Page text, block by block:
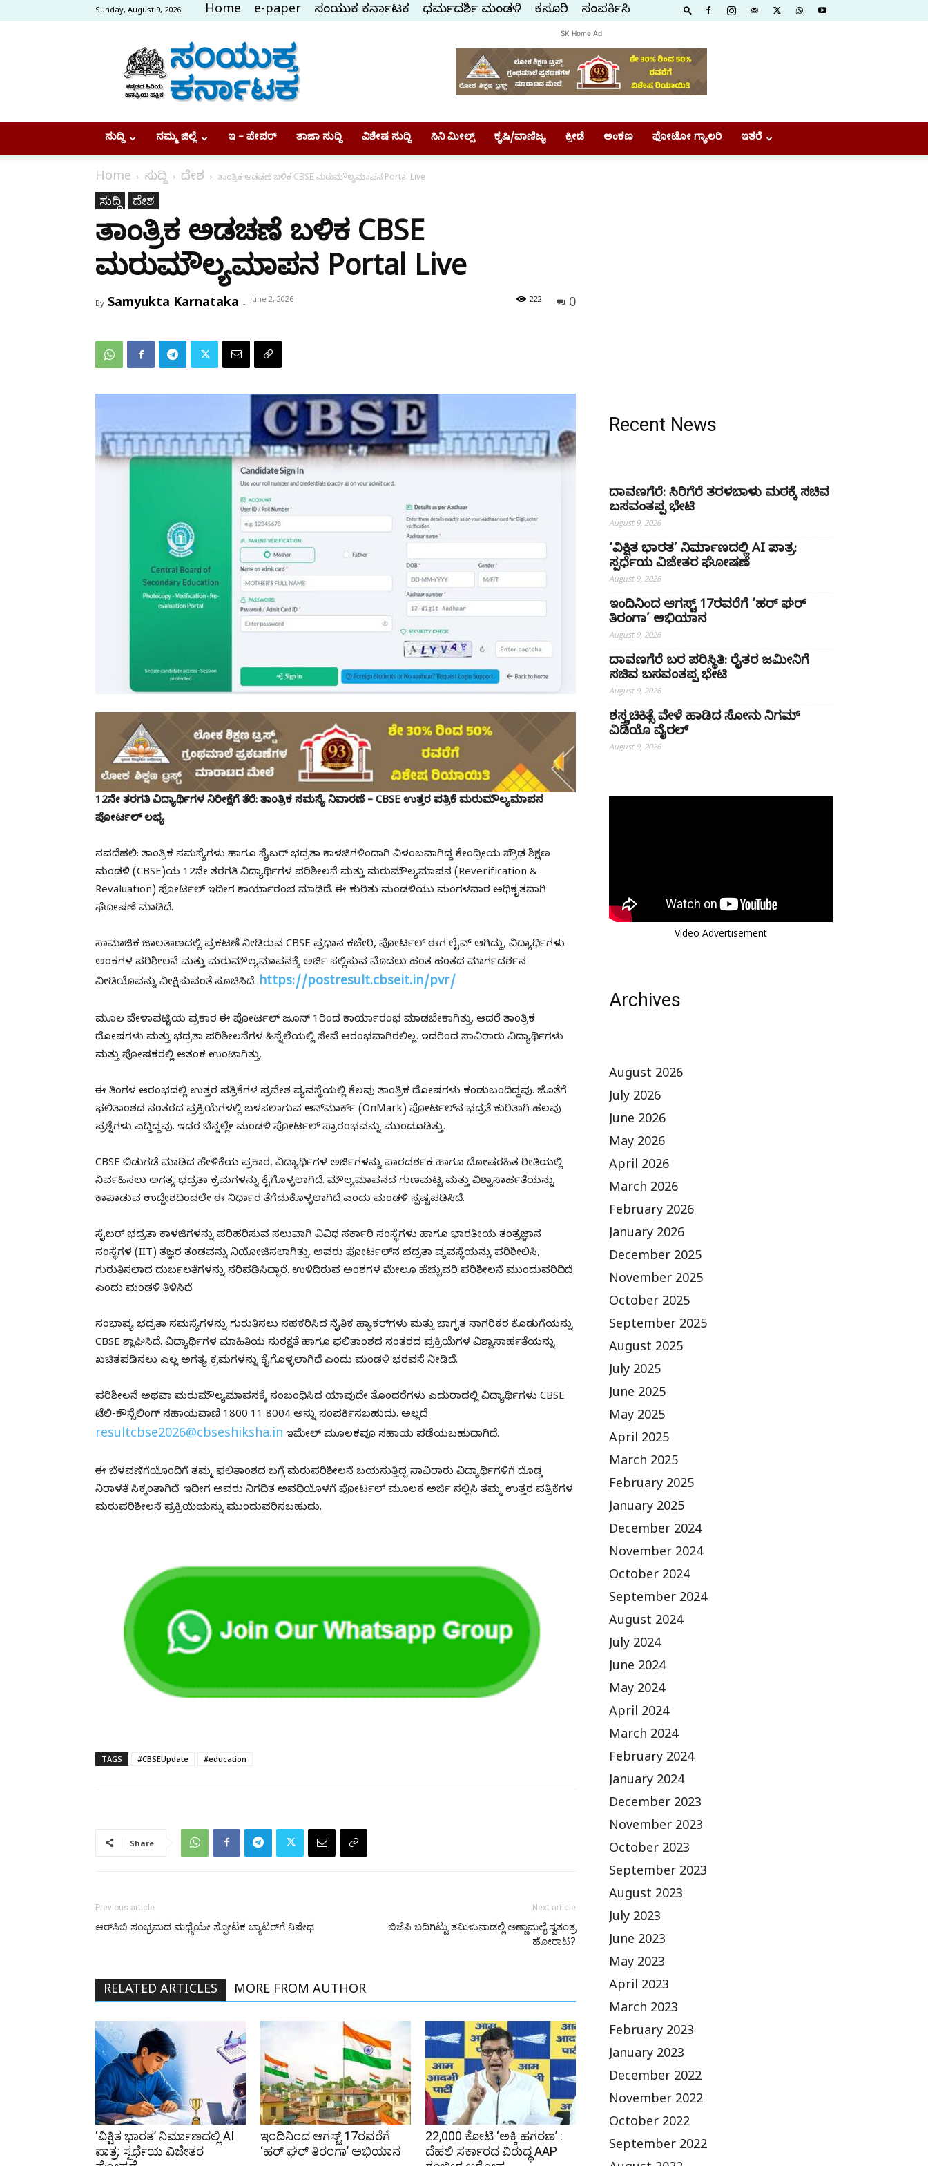
Sunday, August 9, 2026 Home e-paper ಸಂಯುಕ್ತ ಕರ್ನಾಟಕ ಧರ್ಮದರ್ಶಿ ಮಂಡಳಿ ಕಸ್ತೂರಿ ಸಂಪರ್ಕಿಸಿ
Samyukta
Karnataka
SK Home Ad
ಸುದ್ದಿ ನಮ್ಮ ಜಿಲ್ಲೆ ಇ – ಪೇಪರ್ ತಾಜಾ ಸುದ್ದಿ ವಿಶೇಷ ಸುದ್ದಿ ಸಿನಿ ಮೀಲ್ಸ್ ಕೃಷಿ/ವಾಣಿಜ್ಯ ಕ್ರೀಡೆ ಅಂಕಣ ಫೋಟೋ ಗ್ಯಾಲರಿ ಇತರೆ
Home ಸುದ್ದಿ ದೇಶ ತಾಂತ್ರಿಕ ಅಡಚಣೆ ಬಳಿಕ CBSE ಮರುಮೌಲ್ಯಮಾಪನ Portal Live
ಸುದ್ದಿ ದೇಶ
ತಾಂತ್ರಿಕ ಅಡಚಣೆ ಬಳಿಕ CBSE
ಮರುಮೌಲ್ಯಮಾಪನ Portal Live
By Samyukta Karnataka - June 2, 2026 0
222
12ನೇ ತರಗತಿ ವಿದ್ಯಾರ್ಥಿಗಳ ನಿರೀಕ್ಷೆಗೆ ತೆರೆ: ತಾಂತ್ರಿಕ ಸಮಸ್ಯೆ ನಿವಾರಣೆ – CBSE ಉತ್ತರ ಪತ್ರಿಕೆ ಮರುಮೌಲ್ಯಮಾಪನ
ಪೋರ್ಟಲ್ ಲಭ್ಯ
ನವದೆಹಲಿ: ತಾಂತ್ರಿಕ ಸಮಸ್ಯೆಗಳು ಹಾಗೂ ಸೈಬರ್ ಭದ್ರತಾ ಕಾಳಜಿಗಳಿಂದಾಗಿ ವಿಳಂಬವಾಗಿದ್ದ ಕೇಂದ್ರೀಯ ಪ್ರೌಢ ಶಿಕ್ಷಣ
ಮಂಡಳಿ (CBSE)ಯ 12ನೇ ತರಗತಿ ವಿದ್ಯಾರ್ಥಿಗಳ ಪರಿಶೀಲನೆ ಮತ್ತು ಮರುಮೌಲ್ಯಮಾಪನ (Reverification &
Revaluation) ಪೋರ್ಟಲ್ ಇದೀಗ ಕಾರ್ಯಾರಂಭ ಮಾಡಿದೆ. ಈ ಕುರಿತು ಮಂಡಳಿಯು ಮಂಗಳವಾರ ಅಧಿಕೃತವಾಗಿ
ಘೋಷಣೆ ಮಾಡಿದೆ.
ಸಾಮಾಜಿಕ ಜಾಲತಾಣದಲ್ಲಿ ಪ್ರಕಟಣೆ ನೀಡಿರುವ CBSE ಪ್ರಧಾನ ಕಚೇರಿ, ಪೋರ್ಟಲ್ ಈಗ ಲೈವ್ ಆಗಿದ್ದು, ವಿದ್ಯಾರ್ಥಿಗಳು
ಅಂಕಗಳ ಪರಿಶೀಲನೆ ಮತ್ತು ಮರುಮೌಲ್ಯಮಾಪನಕ್ಕೆ ಅರ್ಜಿ ಸಲ್ಲಿಸುವ ಮೊದಲು ಹಂತ ಹಂತದ ಮಾರ್ಗದರ್ಶನ
ವೀಡಿಯೊವನ್ನು ವೀಕ್ಷಿಸುವಂತೆ ಸೂಚಿಸಿದೆ. https://postresult.cbseit.in/pvr/
ಮೂಲ ವೇಳಾಪಟ್ಟಿಯ ಪ್ರಕಾರ ಈ ಪೋರ್ಟಲ್ ಜೂನ್ 1ರಿಂದ ಕಾರ್ಯಾರಂಭ ಮಾಡಬೇಕಾಗಿತ್ತು. ಆದರೆ ತಾಂತ್ರಿಕ
ದೋಷಗಳು ಮತ್ತು ಭದ್ರತಾ ಪರಿಶೀಲನೆಗಳ ಹಿನ್ನೆಲೆಯಲ್ಲಿ ಸೇವೆ ಆರಂಭವಾಗಿರಲಿಲ್ಲ. ಇದರಿಂದ ಸಾವಿರಾರು ವಿದ್ಯಾರ್ಥಿಗಳು
ಮತ್ತು ಪೋಷಕರಲ್ಲಿ ಆತಂಕ ಉಂಟಾಗಿತ್ತು.
ಈ ತಿಂಗಳ ಆರಂಭದಲ್ಲಿ ಉತ್ತರ ಪತ್ರಿಕೆಗಳ ಪ್ರವೇಶ ವ್ಯವಸ್ಥೆಯಲ್ಲಿ ಕೆಲವು ತಾಂತ್ರಿಕ ದೋಷಗಳು ಕಂಡುಬಂದಿದ್ದವು. ಜೊತೆಗೆ
ಫಲಿತಾಂಶದ ನಂತರದ ಪ್ರಕ್ರಿಯೆಗಳಲ್ಲಿ ಬಳಸಲಾಗುವ ಆನ್‌ಮಾರ್ಕ್ (OnMark) ಪೋರ್ಟಲ್‌ನ ಭದ್ರತೆ ಕುರಿತಾಗಿ ಹಲವು
ಪ್ರಶ್ನೆಗಳು ಎದ್ದಿದ್ದವು. ಇದರ ಬೆನ್ನಲ್ಲೇ ಮಂಡಳಿ ಪೋರ್ಟಲ್ ಪ್ರಾರಂಭವನ್ನು ಮುಂದೂಡಿತ್ತು.
CBSE ಬಿಡುಗಡೆ ಮಾಡಿದ ಹೇಳಿಕೆಯ ಪ್ರಕಾರ, ವಿದ್ಯಾರ್ಥಿಗಳ ಅರ್ಜಿಗಳನ್ನು ಪಾರದರ್ಶಕ ಹಾಗೂ ದೋಷರಹಿತ ರೀತಿಯಲ್ಲಿ
ನಿರ್ವಹಿಸಲು ಅಗತ್ಯ ಭದ್ರತಾ ಕ್ರಮಗಳನ್ನು ಕೈಗೊಳ್ಳಲಾಗಿದೆ. ಮೌಲ್ಯಮಾಪನದ ಗುಣಮಟ್ಟ ಮತ್ತು ವಿಶ್ವಾಸಾರ್ಹತೆಯನ್ನು
ಕಾಪಾಡುವ ಉದ್ದೇಶದಿಂದಲೇ ಈ ನಿರ್ಧಾರ ತೆಗೆದುಕೊಳ್ಳಲಾಗಿದೆ ಎಂದು ಮಂಡಳಿ ಸ್ಪಷ್ಟಪಡಿಸಿದೆ.
ಸೈಬರ್ ಭದ್ರತಾ ಕಾಳಜಿಗಳನ್ನು ಪರಿಹರಿಸುವ ಸಲುವಾಗಿ ವಿವಿಧ ಸರ್ಕಾರಿ ಸಂಸ್ಥೆಗಳು ಹಾಗೂ ಭಾರತೀಯ ತಂತ್ರಜ್ಞಾನ
ಸಂಸ್ಥೆಗಳ (IIT) ತಜ್ಞರ ತಂಡವನ್ನು ನಿಯೋಜಿಸಲಾಗಿತ್ತು. ಅವರು ಪೋರ್ಟಲ್‌ನ ಭದ್ರತಾ ವ್ಯವಸ್ಥೆಯನ್ನು ಪರಿಶೀಲಿಸಿ,
ಗುರುತಿಸಲಾದ ದುರ್ಬಲತೆಗಳನ್ನು ಸರಿಪಡಿಸಿದ್ದಾರೆ. ಉಳಿದಿರುವ ಅಂಶಗಳ ಮೇಲೂ ಹೆಚ್ಚುವರಿ ಪರಿಶೀಲನೆ ಮುಂದುವರಿದಿದೆ
ಎಂದು ಮಂಡಳಿ ತಿಳಿಸಿದೆ.
ಸಂಭಾವ್ಯ ಭದ್ರತಾ ಸಮಸ್ಯೆಗಳನ್ನು ಗುರುತಿಸಲು ಸಹಕರಿಸಿದ ನೈತಿಕ ಹ್ಯಾಕರ್‌ಗಳು ಮತ್ತು ಜಾಗೃತ ನಾಗರಿಕರ ಕೊಡುಗೆಯನ್ನು
CBSE ಶ್ಲಾಘಿಸಿದೆ. ವಿದ್ಯಾರ್ಥಿಗಳ ಮಾಹಿತಿಯ ಸುರಕ್ಷತೆ ಹಾಗೂ ಫಲಿತಾಂಶದ ನಂತರದ ಪ್ರಕ್ರಿಯೆಗಳ ವಿಶ್ವಾಸಾರ್ಹತೆಯನ್ನು
ಖಚಿತಪಡಿಸಲು ಎಲ್ಲ ಅಗತ್ಯ ಕ್ರಮಗಳನ್ನು ಕೈಗೊಳ್ಳಲಾಗಿದೆ ಎಂದು ಮಂಡಳಿ ಭರವಸೆ ನೀಡಿದೆ.
ಪರಿಶೀಲನೆ ಅಥವಾ ಮರುಮೌಲ್ಯಮಾಪನಕ್ಕೆ ಸಂಬಂಧಿಸಿದ ಯಾವುದೇ ತೊಂದರೆಗಳು ಎದುರಾದಲ್ಲಿ ವಿದ್ಯಾರ್ಥಿಗಳು CBSE
ಟೆಲಿ-ಕೌನ್ಸೆಲಿಂಗ್ ಸಹಾಯವಾಣಿ 1800 11 8004 ಅನ್ನು ಸಂಪರ್ಕಿಸಬಹುದು. ಅಲ್ಲದೆ
resultcbse2026@cbseshiksha.in ಇಮೇಲ್ ಮೂಲಕವೂ ಸಹಾಯ ಪಡೆಯಬಹುದಾಗಿದೆ.
ಈ ಬೆಳವಣಿಗೆಯೊಂದಿಗೆ ತಮ್ಮ ಫಲಿತಾಂಶದ ಬಗ್ಗೆ ಮರುಪರಿಶೀಲನೆ ಬಯಸುತ್ತಿದ್ದ ಸಾವಿರಾರು ವಿದ್ಯಾರ್ಥಿಗಳಿಗೆ ದೊಡ್ಡ
ನಿರಾಳತೆ ಸಿಕ್ಕಂತಾಗಿದೆ. ಇದೀಗ ಅವರು ನಿಗದಿತ ಅವಧಿಯೊಳಗೆ ಪೋರ್ಟಲ್ ಮೂಲಕ ಅರ್ಜಿ ಸಲ್ಲಿಸಿ ತಮ್ಮ ಉತ್ತರ ಪತ್ರಿಕೆಗಳ
ಮರುಪರಿಶೀಲನೆ ಪ್ರಕ್ರಿಯೆಯನ್ನು ಮುಂದುವರಿಸಬಹುದು.
TAGS #CBSEUpdate #education
Share
Previous article
ಆರ್‌ಸಿಬಿ ಸಂಭ್ರಮದ ಮಧ್ಯೆಯೇ ಸ್ಫೋಟಕ ಬ್ಯಾಟರ್‌ಗೆ ನಿಷೇಧ
Next article
ಬಿಜೆಪಿ ಬದಿಗಿಟ್ಟು ತಮಿಳುನಾಡಲ್ಲಿ ಅಣ್ಣಾಮಲೈ ಸ್ವತಂತ್ರ
ಹೋರಾಟ?
RELATED ARTICLES MORE FROM AUTHOR
‘ವಿಕ್ಷಿತ ಭಾರತ’ ನಿರ್ಮಾಣದಲ್ಲಿ AI
ಪಾತ್ರ: ಸ್ಪರ್ಧೆಯ ವಿಜೇತರ
ಇಂದಿನಿಂದ ಆಗಸ್ಟ್ 17ರವರೆಗೆ
‘ಹರ್ ಘರ್ ತಿರಂಗಾ’ ಅಭಿಯಾನ
₹22,000 ಕೋಟಿ ‘ಅಕ್ಕಿ ಹಗರಣ’ :
ದೆಹಲಿ ಸರ್ಕಾರದ ವಿರುದ್ಧ AAP
Recent News
ದಾವಣಗೆರೆ: ಸಿರಿಗೆರೆ ತರಳಬಾಳು ಮಠಕ್ಕೆ ಸಚಿವ
ಬಸವಂತಪ್ಪ ಭೇಟಿ
August 9, 2026
‘ವಿಕ್ಷಿತ ಭಾರತ’ ನಿರ್ಮಾಣದಲ್ಲಿ AI ಪಾತ್ರ:
ಸ್ಪರ್ಧೆಯ ವಿಜೇತರ ಘೋಷಣೆ
August 9, 2026
ಇಂದಿನಿಂದ ಆಗಸ್ಟ್ 17ರವರೆಗೆ ‘ಹರ್ ಘರ್
ತಿರಂಗಾ’ ಅಭಿಯಾನ
August 9, 2026
ದಾವಣಗೆರೆ ಬರ ಪರಿಸ್ಥಿತಿ: ರೈತರ ಜಮೀನಿಗೆ
ಸಚಿವ ಬಸವಂತಪ್ಪ ಭೇಟಿ
August 9, 2026
ಶಸ್ತ್ರಚಿಕಿತ್ಸೆ ವೇಳೆ ಹಾಡಿದ ಸೋನು ನಿಗಮ್
ವಿಡಿಯೊ ವೈರಲ್
August 9, 2026
Video Advertisement
Archives
August 2026
July 2026
June 2026
May 2026
April 2026
March 2026
February 2026
January 2026
December 2025
November 2025
October 2025
September 2025
August 2025
July 2025
June 2025
May 2025
April 2025
March 2025
February 2025
January 2025
December 2024
November 2024
October 2024
September 2024
August 2024
July 2024
June 2024
May 2024
April 2024
March 2024
February 2024
January 2024
December 2023
November 2023
October 2023
September 2023
August 2023
July 2023
June 2023
May 2023
April 2023
March 2023
February 2023
January 2023
December 2022
November 2022
October 2022
September 2022